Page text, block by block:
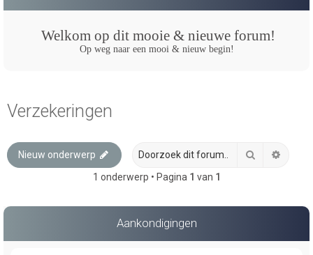
Welkom op dit mooie & nieuwe forum!
Op weg naar een mooi & nieuw begin!
Verzekeringen
Nieuw onderwerp Zoek
1 onderwerp • Pagina 1 van 1
Aankondigingen